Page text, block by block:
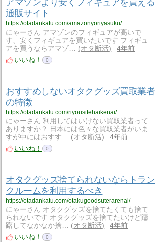
アマゾンより安くフィギュアを買える
通販サイト
https://otadankatu.com/amazonyoriyasuku/
にゃーさん アマゾンのフィギュアが高いで
す、安くフィギュアを買いたいです フィギュ
アを買うならアマゾ…
オタ断活
4年前
いいね！
0
おすすめしないオタクグッズ買取業者
の特徴
https://otadankatu.com/riyousitehaikenai/
にゃーさん 利用してはいけない買取業者って
ありますか？ 日本には色々な買取業者がいま
すが中にはおすす…
オタ断活
4年前
いいね！
0
オタクグッズ捨てられないならトラン
クルームを利用するべき
https://otadankatu.com/otakugoodsuterarenai/
にゃーさん オタクグッズを捨てたくても捨て
られないです オタクグッズを捨てたいけど躊
躇してなかなか捨…
オタ断活
4年前
いいね！
0